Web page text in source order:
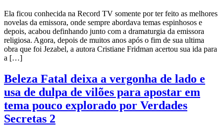
Ela ficou conhecida na Record TV somente por ter feito as melhores
novelas da emissora, onde sempre abordava temas espinhosos e
depois, acabou definhando junto com a dramaturgia da emissora
religiosa. Agora, depois de muitos anos após o fim de sua ultima
obra que foi Jezabel, a autora Cristiane Fridman acertou sua ida para
a […]
Beleza Fatal deixa a vergonha de lado e
usa de dulpa de vilões para apostar em
tema pouco explorado por Verdades
Secretas 2